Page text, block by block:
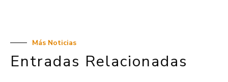
Más Noticias
Entradas Relacionadas